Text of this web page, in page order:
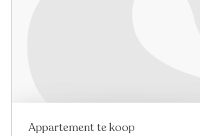
Nieuw
Appartement te koop